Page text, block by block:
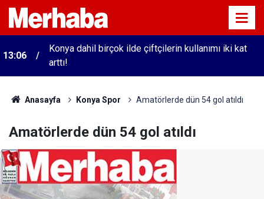
13:06
Konya dahil birçok ilde çiftçilerin kullanımı iki kat
arttı!
Anasayfa Konya Spor Amatörlerde dün 54 gol atıldı
Amatörlerde dün 54 gol atıldı